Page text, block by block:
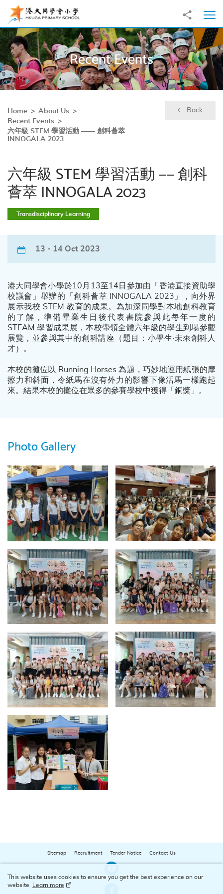
Skip to main content
Share to
Recent Events
Home
About Us
Recent Events
六年級 STEM 學習活動 —— 創科薈萃
INNOGALA 2023
Back
六年級 STEM 學習活動 —— 創科
薈萃 INNOGALA 2023
Transdisciplinary Learning
13 - 14 Oct 2023
港大同學會小學於10月13至14日參加由「香港直接資助學
校議會」舉辦的「創科薈萃 INNOGALA 2023」，向外界
展示我校 STEM 教育的成果。為加深同學對本地創科教育
的了解，準備畢業生日後代表書院參與此每年一度的
STEAM 學習成果展，本校帶領全體六年級的學生到場參觀
展覽，並參與其中的創科講座（題目：小學生‧未來創科人
才）。
本校的攤位以 Running Horses 為題，巧妙地運用紙張的摩
擦力和斜面，令紙馬在沒有外力的影響下像活馬一樣跑起
來。結果本校的攤位在眾多的參賽學校中獲得「銅獎」。
Photo Gallery
Sitemap Recruitment Tender Notice Contact Us
This website uses cookies to ensure you get the best experience on our
website.
Learn more